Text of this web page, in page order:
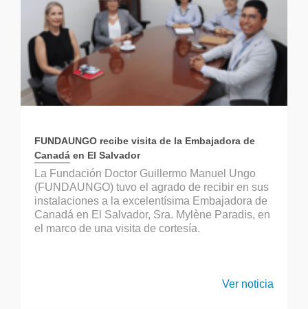
FUNDAUNGO recibe visita de la Embajadora de
Canadá en El Salvador
La Fundación Doctor Guillermo Manuel Ungo
(FUNDAUNGO) tuvo el agrado de recibir en sus
instalaciones a la excelentísima Embajadora de
Canadá en El Salvador, Sra. Mylène Paradis, en
el marco de una visita de cortesía.
Ver noticia